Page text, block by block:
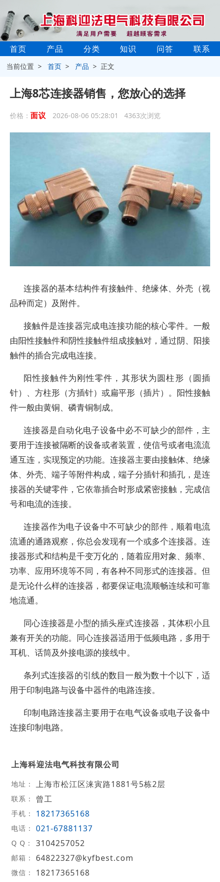
首页 产品 分类 知识 问答 联系
当前位置 >首页 > 产品 > 正文
上海8芯连接器销售，您放心的选择
价格： 面议 2026-08-06 05:28:01 4363次浏览
连接器的基本结构件有接触件、绝缘体、外壳（视
品种而定）及附件。
接触件是连接器完成电连接功能的核心零件。一般
由阳性接触件和阴性接触件组成接触对，通过阴、阳接
触件的插合完成电连接。
阳性接触件为刚性零件，其形状为圆柱形（圆插
针）、方柱形（方插针）或扁平形（插片）。阳性接触
件一般由黄铜、磷青铜制成。
连接器是自动化电子设备中必不可缺少的部件，主
要用于连接被隔断的设备或者装置，使信号或者电流流
通互连，实现预定的功能。连接器主要由接触体、绝缘
体、外壳、端子等附件构成，端子分插针和插孔，是连
接器的关键零件，它依靠插合时形成紧密接触，完成信
号和电流的连接。
连接器作为电子设备中不可缺少的部件，顺着电流
流通的通路观察，你总会发现有一个或多个连接器。连
接器形式和结构是千变万化的，随着应用对象、频率、
功率、应用环境等不同，有各种不同形式的连接器。但
是无论什么样的连接器，都要保证电流顺畅连续和可靠
地流通。
同心连接器是小型的插头座式连接器，其体积小且
兼有开关的功能。同心连接器适用于低频电路，多用于
耳机、话筒及外接电源的接线中。
条列式连接器的引线的数目一般为数十个以下，适
用于印制电路与设备中器件的电路连接。
印制电路连接器主要用于在电气设备或电子设备中
连接印制电路。
上海科迎法电气科技有限公司
地址： 上海市松江区涞寅路1881号5栋2层
联系： 曾工
手机： 18217365168
电话： 021-67881137
Q Q： 3104257052
邮箱： 64822327@kyfbest.com
微信： 18217365168